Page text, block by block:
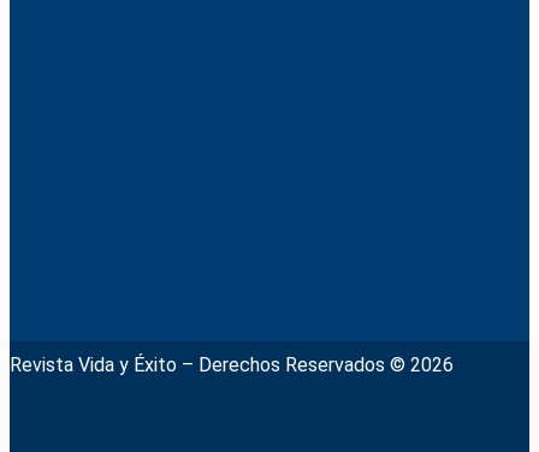
Revista Vida y Éxito – Derechos Reservados © 2026